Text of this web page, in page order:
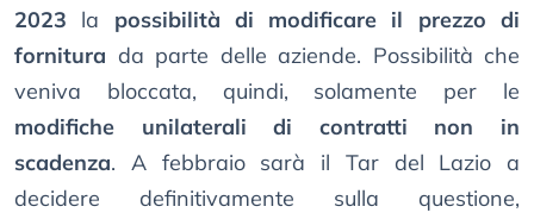
2023 la possibilità di modificare il prezzo di
fornitura da parte delle aziende. Possibilità che
veniva bloccata, quindi, solamente per le
modifiche unilaterali di contratti non in
scadenza. A febbraio sarà il Tar del Lazio a
decidere definitivamente sulla questione,